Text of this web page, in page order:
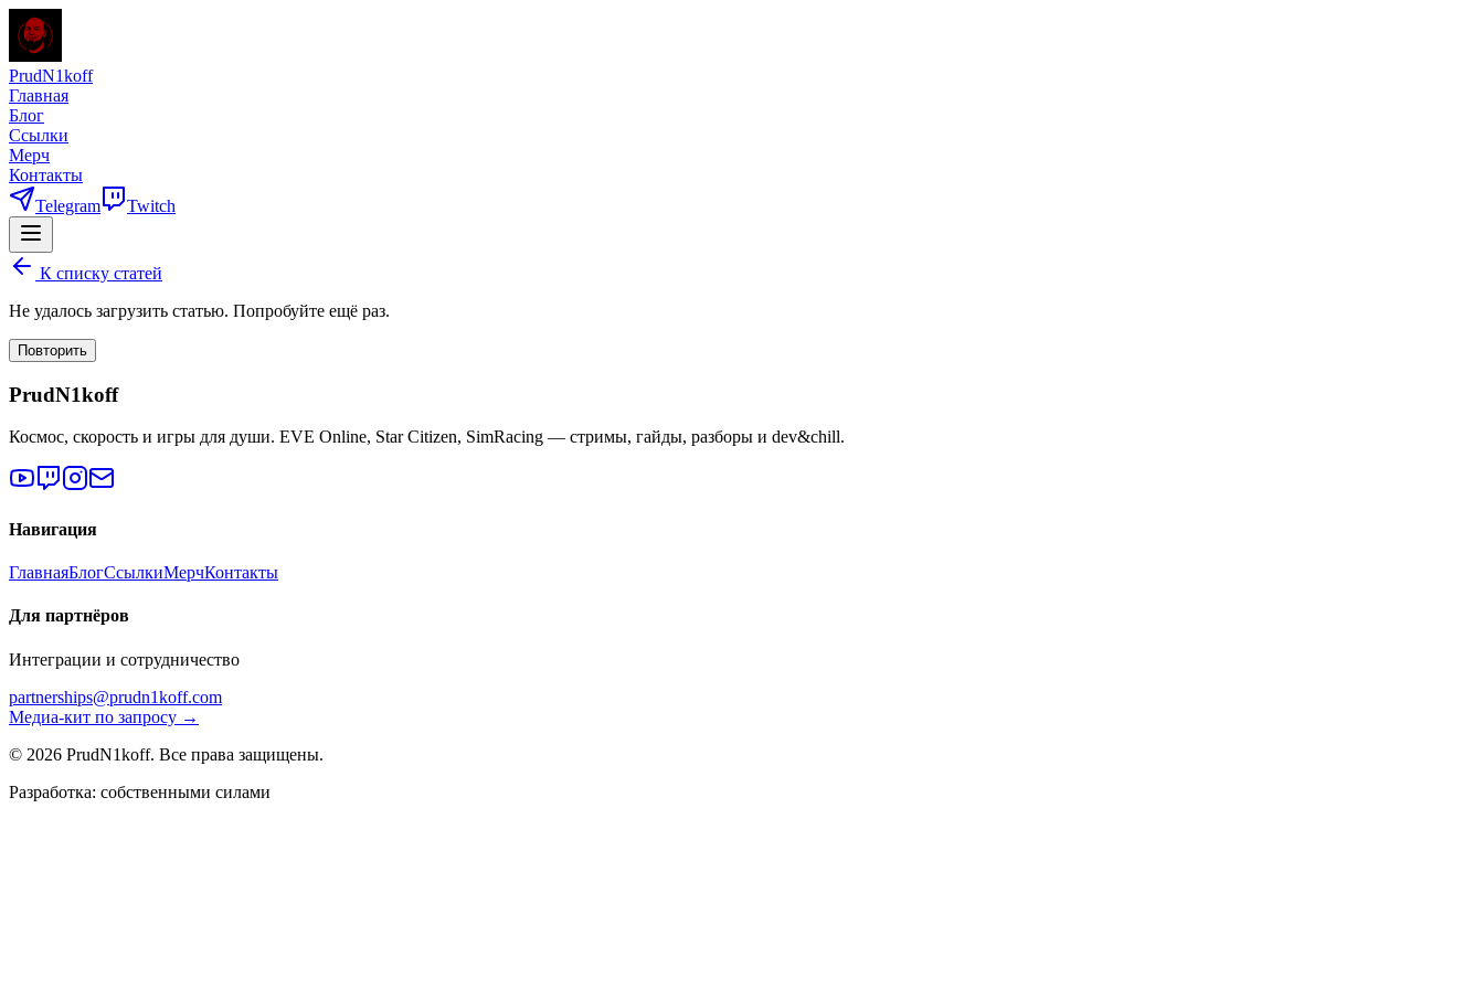
PrudN1koff
Главная
Блог
Ссылки
Мерч
Контакты
Telegram
Twitch
К списку статей
Не удалось загрузить статью. Попробуйте ещё раз.
Повторить
PrudN1koff
Космос, скорость и игры для души. EVE Online, Star Citizen, SimRacing — стримы, гайды, разборы и dev&chill.
Навигация
ГлавнаяБлогСсылкиМерчКонтакты
Для партнёров
Интеграции и сотрудничество
partnerships@prudn1koff.com
Медиа-кит по запросу →
© 2026 PrudN1koff. Все права защищены.
Разработка: собственными силами